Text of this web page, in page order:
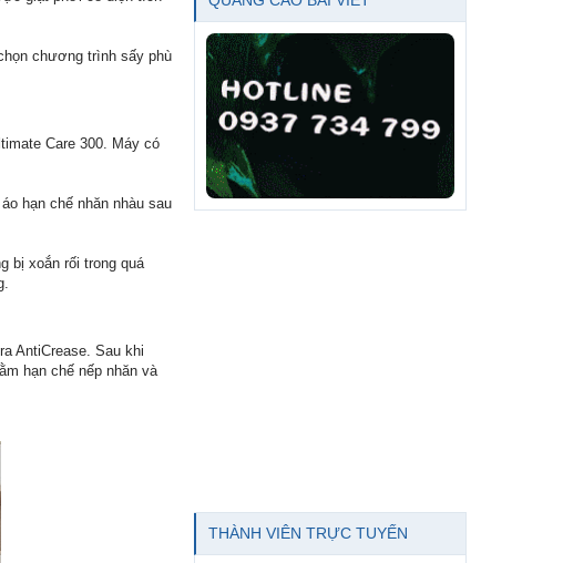
chương trình sấy phù
Care 300. Máy có
hạn chế nhăn nhàu sau
bị xoắn rối trong quá
AntiCrease. Sau khi
hạn chế nếp nhăn và
THÀNH VIÊN TRỰC TUYẾN